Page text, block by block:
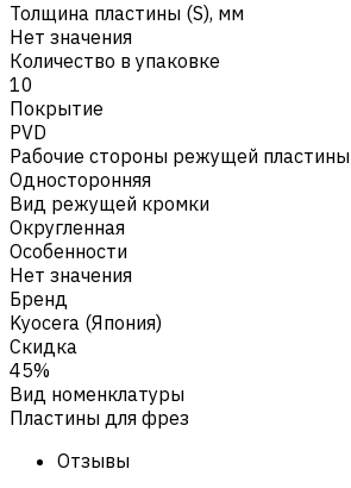
Толщина пластины (S), мм
Нет значения
Количество в упаковке
10
Покрытие
PVD
Рабочие стороны режущей пластины
Односторонняя
Вид режущей кромки
Округленная
Особенности
Нет значения
Бренд
Kyocera (Япония)
Скидка
45%
Вид номенклатуры
Пластины для фрез
Отзывы